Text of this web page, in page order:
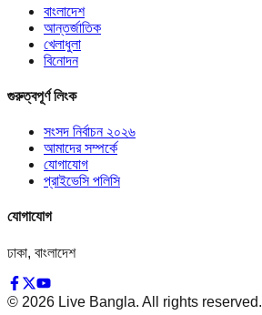
বাংলাদেশ
আন্তর্জাতিক
খেলাধুলা
বিনোদন
গুরুত্বপূর্ণ লিংক
সংসদ নির্বাচন ২০২৬
আমাদের সম্পর্কে
যোগাযোগ
প্রাইভেসি পলিসি
যোগাযোগ
ঢাকা, বাংলাদেশ
© 2026 Live Bangla. All rights reserved.